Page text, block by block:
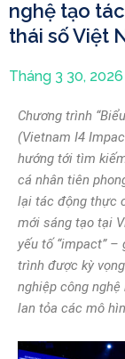
nghệ tạo
thái số Việt
Tháng 3 30, 2026
Chương trình
(Vietnam I4
hướng tới tìm
cá nhân tiên
lại tác động thực
mới sáng tạo tại
yếu tố “impact”
trình được kỳ
nghiệp công
lan tỏa các mô